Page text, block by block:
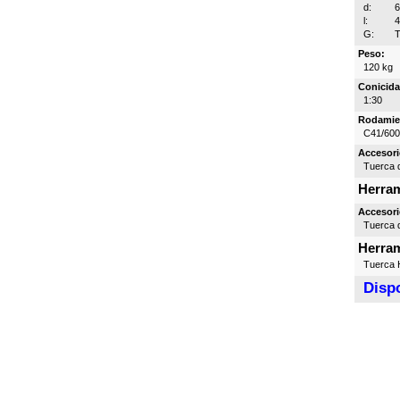
d:
l:
G:
Peso:
120 kg
1:30
C41/
Tuerca
Tuerca
Tuerca